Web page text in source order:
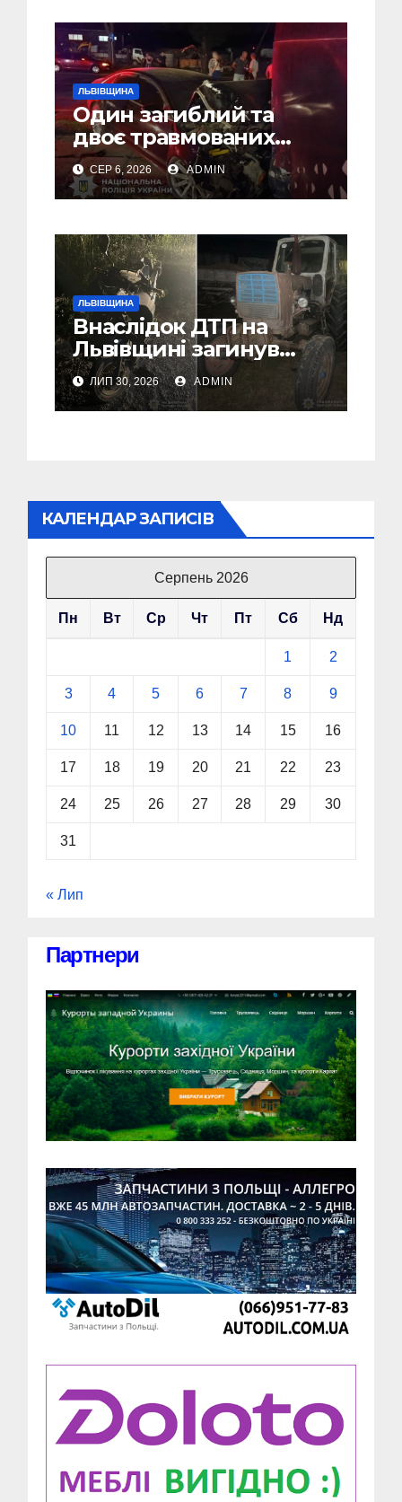
ЛЬВІВЩИНА
Один загиблий та
двоє травмованих
внаслідок ДТП на
Самбірщині
СЕР 6, 2026 ADMIN
ЛЬВІВЩИНА
Внаслідок ДТП на
Львівщині загинув
малолітній водій
скутера, а
неповнолітній
ЛИП 30, 2026 ADMIN
КАЛЕНДАР ЗАПИСІВ
Серпень 2026
Пн Вт Ср Чт Пт Сб Нд
1 2
3 4 5 6 7 8 9
10 11 12 13 14 15 16
17 18 19 20 21 22 23
24 25 26 27 28 29 30
31
« Лип
Партнери